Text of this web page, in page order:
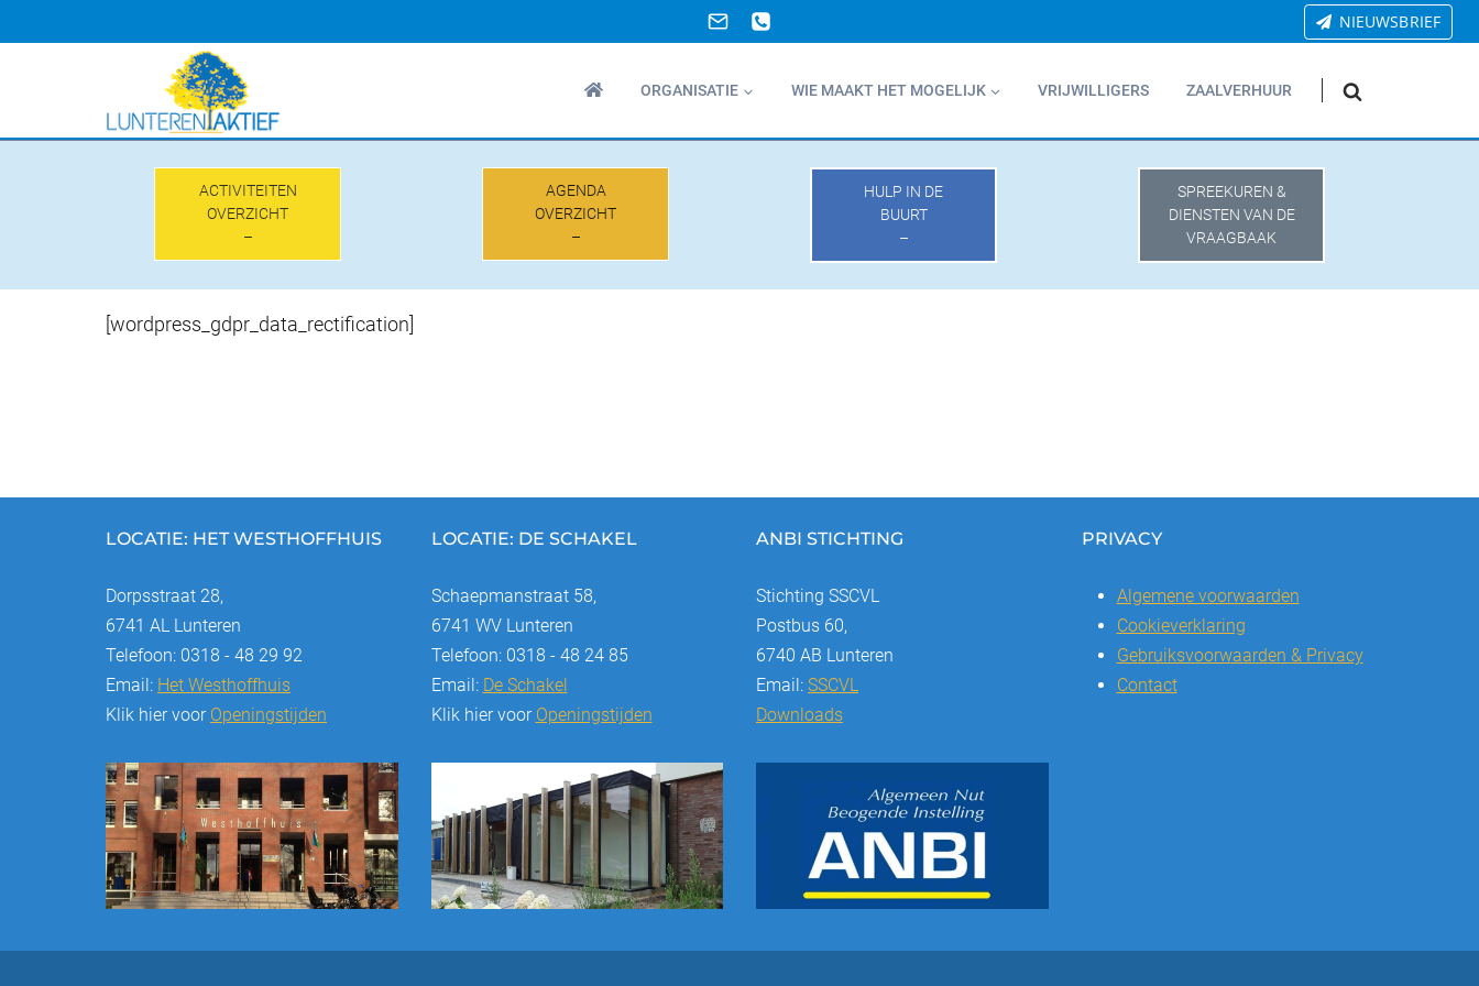
naar
NIEUWSBRIEF
ORGANISATIE WIE MAAKT HET MOGELIJK VRIJWILLIGERS ZAALVERHUUR
ACTIVITEITEN
OVERZICHT
–
AGENDA
OVERZICHT
–
HULP IN DE
BUURT
–
SPREEKUREN &
DIENSTEN VAN DE
VRAAGBAAK
[wordpress_gdpr_data_rectification]
LOCATIE: HET WESTHOFFHUIS
Dorpsstraat 28,
6741 AL Lunteren
Telefoon: 0318 - 48 29 92
Email: Het Westhoffhuis
Klik hier voor Openingstijden
LOCATIE: DE SCHAKEL
Schaepmanstraat 58,
6741 WV Lunteren
Telefoon: 0318 - 48 24 85
Email: De Schakel
Klik hier voor Openingstijden
ANBI STICHTING
Stichting SSCVL
Postbus 60,
6740 AB Lunteren
Email: SSCVL
Downloads
PRIVACY
Algemene voorwaarden
Cookieverklaring
Gebruiksvoorwaarden & Privacy
Contact